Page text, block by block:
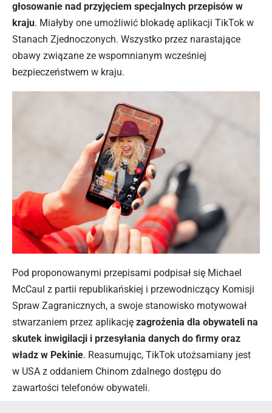
głosowanie nad przyjęciem specjalnych przepisów w
kraju. Miałyby one umożliwić blokadę aplikacji TikTok w
Stanach Zjednoczonych. Wszystko przez narastające
obawy związane ze wspomnianym wcześniej
bezpieczeństwem w kraju.
Pod proponowanymi przepisami podpisał się Michael
McCaul z partii republikańskiej i przewodniczący Komisji
Spraw Zagranicznych, a swoje stanowisko motywował
stwarzaniem przez aplikację zagrożenia dla obywateli na
skutek inwigilacji i przesyłania danych do firmy oraz
władz w Pekinie. Reasumując, TikTok utożsamiany jest
w USA z oddaniem Chinom zdalnego dostępu do
zawartości telefonów obywateli.